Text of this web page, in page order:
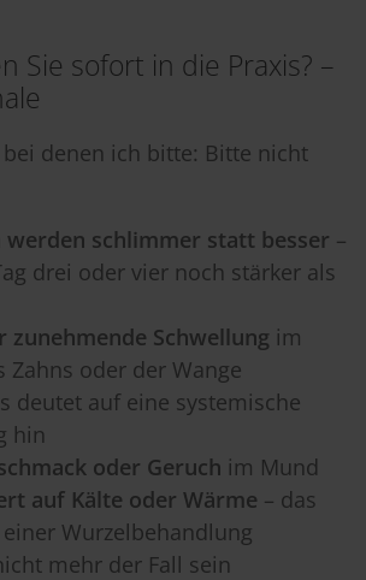
Sie sofort in die Praxis? –
bei denen ich bitte: Bitte nicht
werden schlimmer statt besser –
drei oder vier noch stärker als
zunehmende Schwellung im
Zahns oder der Wange
deutet auf eine systemische
hin
oder Geruch im Mund
auf Kälte oder Wärme – das
Wurzelbehandlung
mehr der Fall sein